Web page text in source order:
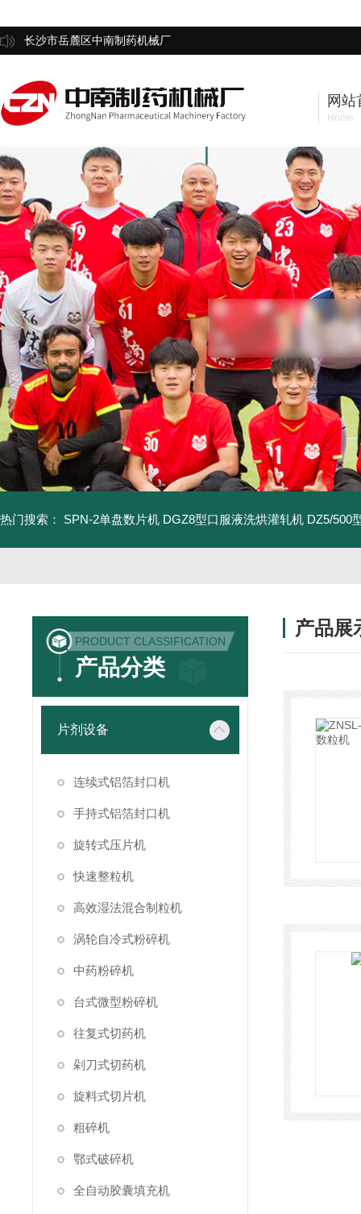
长沙市岳麓区中南制药机械厂
网站
Home
热门搜索： SPN-2单盘数片机 DGZ8型口服液洗烘灌轧机 DZ5/500
PRODUCT CLASSIFICATION
产品分类
片剂设备
连续式铝箔封口机
手持式铝箔封口机
旋转式压片机
快速整粒机
高效湿法混合制粒机
涡轮自冷式粉碎机
中药粉碎机
台式微型粉碎机
往复式切药机
剁刀式切药机
旋料式切片机
粗碎机
鄂式破碎机
全自动胶囊填充机
产品展